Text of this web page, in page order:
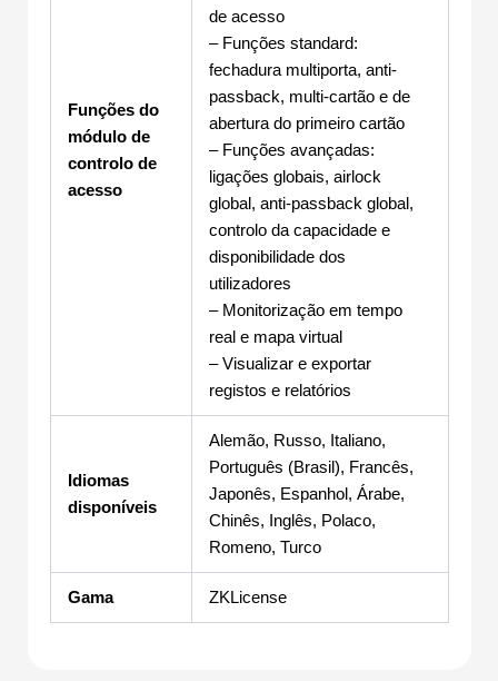
Funções do
módulo de
controlo de
acesso
de acesso
– Funções standard:
fechadura multiporta, anti-
passback, multi-cartão e de
abertura do primeiro cartão
– Funções avançadas:
ligações globais, airlock
global, anti-passback global,
controlo da capacidade e
disponibilidade dos
utilizadores
– Monitorização em tempo
real e mapa virtual
– Visualizar e exportar
registos e relatórios
Idiomas
disponíveis
Alemão, Russo, Italiano,
Português (Brasil), Francês,
Japonês, Espanhol, Árabe,
Chinês, Inglês, Polaco,
Romeno, Turco
Gama ZKLicense